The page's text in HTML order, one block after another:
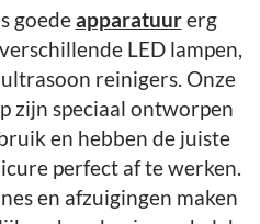
goedeapparatuurerg
LED lampen,
reinigers. Onze
zijn speciaal ontworpen
en hebben de juiste
perfect af te werken.
en afzuigingen maken